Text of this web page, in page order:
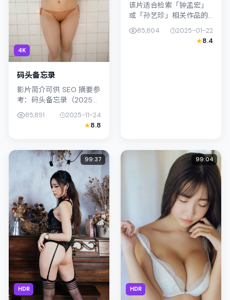
4K
码头备忘录
影片简介可供 SEO 摘要参
考：码头备忘录（2025）
由杨德昌执导，主演妻夫
木聪；影片定位犯罪，叙
事锚定韩国（釜山）的社
克...
85,891
2025-11-24
8.8
该片适合检索「钟孟宏」
或「孙艺珍」相关作品的
观众：阁楼告别式在2025
年发行，类型上归入惊
悚，叙事焦点落在家庭与
85,804
2025-01-22
8.4
HDR
99:37
HDR
99:04